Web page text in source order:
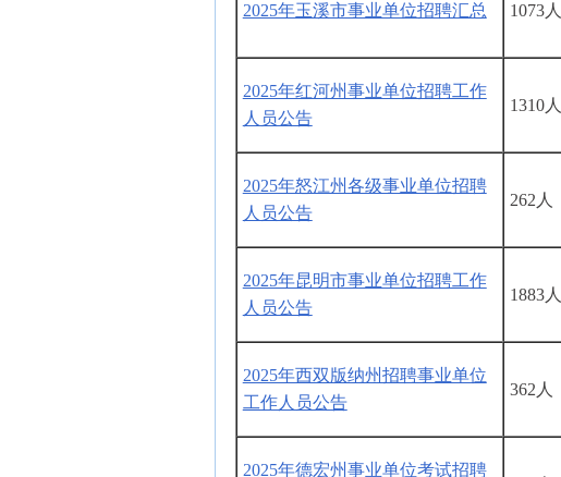
2025年玉溪市事业单位招聘汇总 1073人
2025年红河州事业单位招聘工作
人员公告
1310人
2025年怒江州各级事业单位招聘
人员公告
262人
2025年昆明市事业单位招聘工作
人员公告
1883人
2025年西双版纳州招聘事业单位
工作人员公告
362人
2025年德宏州事业单位考试招聘